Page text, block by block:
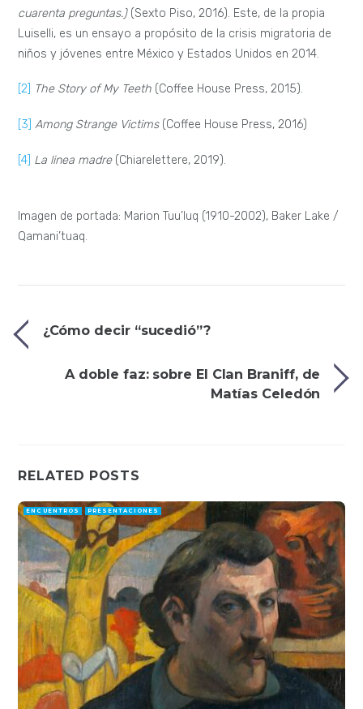
cuarenta preguntas.) (Sexto Piso, 2016). Este, de la propia
Luiselli, es un ensayo a propósito de la crisis migratoria de
niños y jóvenes entre México y Estados Unidos en 2014.
[2] The Story of My Teeth (Coffee House Press, 2015).
[3] Among Strange Victims(Coffee House Press, 2016)
[4] La linea madre(Chiarelettere, 2019).
Imagen de portada: Marion Tuu’luq (1910-2002), Baker Lake /
Qamani’tuaq.
¿Cómo decir “sucedió”?
A doble faz: sobre El Clan Braniff, de
Matías Celedón
RELATED POSTS
ENCUENTROS PRESENTACIONES